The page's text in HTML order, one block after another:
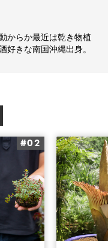
からか最近は乾き物植
きな南国沖縄出身。
#02